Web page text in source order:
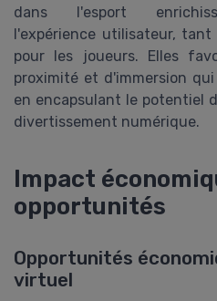
dans l'esport
l'expérience utilisateur,
pour les joueurs. Elles
proximité et d'immersion
en encapsulant le potentiel
divertissement numérique.
Impact
opportunités
Opportunités
virtuel